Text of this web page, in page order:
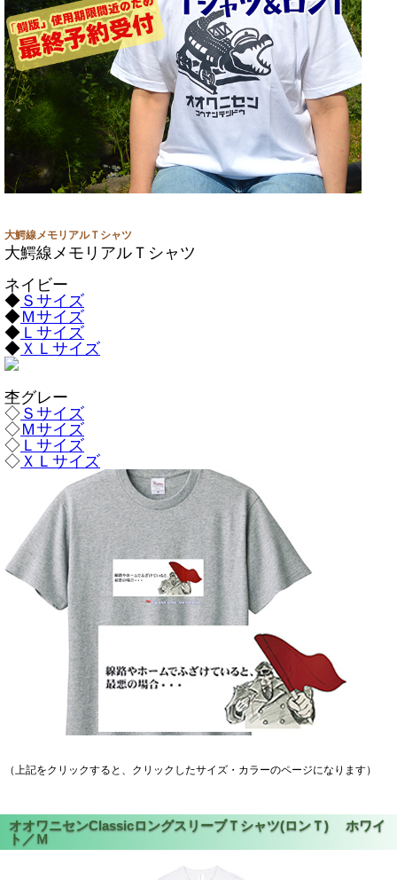
大鰐線メモリアルＴシャツ
大鰐線メモリアルＴシャツ
ネイビー
◆ Ｓサイズ
◆Ｍサイズ
◆ Ｌサイズ
◆ ＸＬサイズ
杢グレー
◇ Ｓサイズ
◇Ｍサイズ
◇ Ｌサイズ
◇ ＸＬサイズ
（上記をクリックすると、クリックしたサイズ・カラーのページになります）